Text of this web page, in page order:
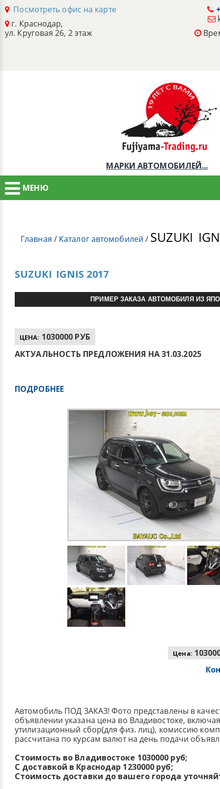
Посмотреть офис на карте
г. Краснодар,
ул. Круговая 26, 2 этаж
МАРКИ АВТОМОБИЛЕЙ...
МЕНЮ
Главная / Каталог автомобилей / SUZUKI
SUZUKI IGNIS 2017
ПРИМЕР ЗАКАЗА АВТОМОБИЛЯ ИЗ
ЦЕНА: 1030000 РУБ
АКТУАЛЬНОСТЬ ПРЕДЛОЖЕНИЯ НА 31.03.2025
ПОДРОБНЕЕ
Цена:
Автомобиль ПОД ЗАКАЗ! Фото представлены в
объявлении указана цена во Владивостоке,
утилизационный сбор(для физ. лиц), комиссию
рассчитана по курсам валют на день подачи
Стоимость во Владивостоке 1030000 руб;
С доставкой в Краснодар 1230000 руб;
Стоимость доставки до вашего города